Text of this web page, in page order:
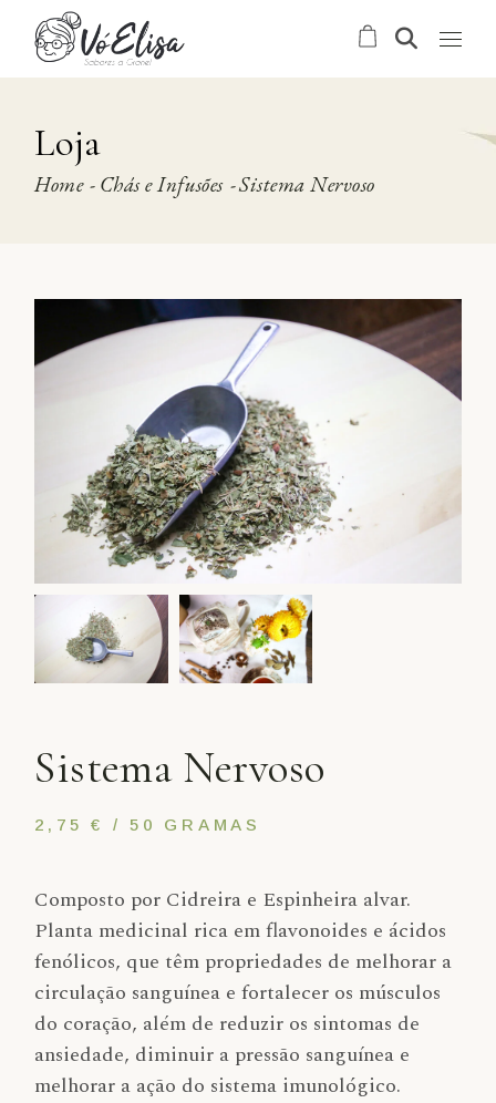
content
Loja
Home Chás e Infusões Sistema Nervoso
Sistema Nervoso
2,75 € / 50 GRAMAS
Composto por Cidreira e Espinheira alvar.
Planta medicinal rica em flavonoides e ácidos
fenólicos, que têm propriedades de melhorar a
circulação sanguínea e fortalecer os músculos
do coração, além de reduzir os sintomas de
ansiedade, diminuir a pressão sanguínea e
melhorar a ação do sistema imunológico.